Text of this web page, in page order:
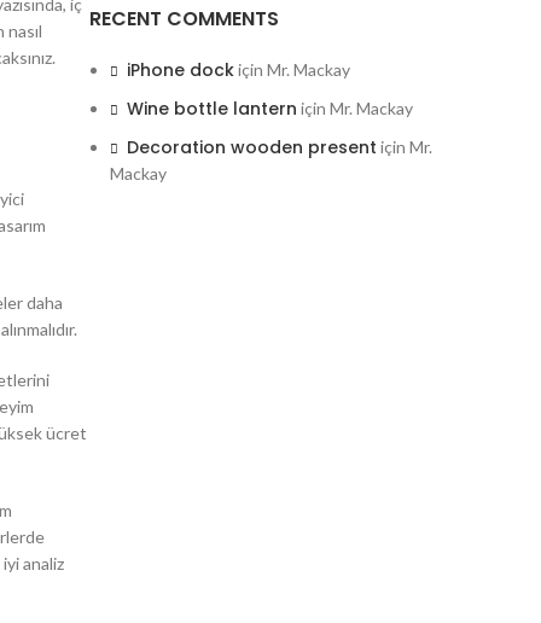
iç
daha
ücret
analiz
RECENT COMMENTS
iPhone dockiçin Mr. Mackay
Wine bottle lantern için Mr. Mackay
Decoration wooden present için Mr.
Mackay